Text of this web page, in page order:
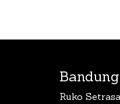
Bandung
Ruko